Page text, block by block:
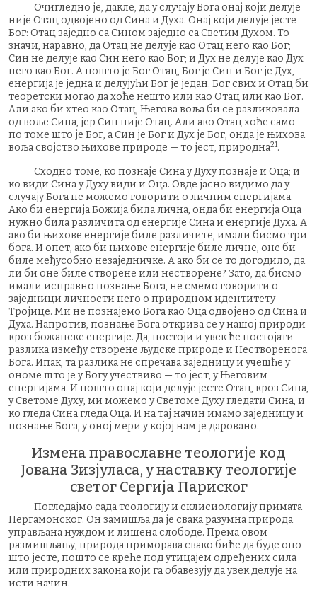
Очигледно је, дакле, да у случају Бога онај који делује
није Отац одвојено од Сина и Духа. Онај који делује јесте
Бог: Отац заједно са Сином заједно са Светим Духом. То
значи, наравно, да Отац не делује као Отац него као Бог;
Син не делује као Син него као Бог; и Дух не делује као Дух
него као Бог. А пошто је Бог Отац, Бог је Син и Бог је Дух,
енергија је једна и делујући Бог је један. Бог свих и Отац би
теоретски могао да хоће нешто или као Отац или као Бог.
Али ако би хтео као Отац, Његова воља би се разликовала
од воље Сина, јер Син није Отац. Али ако Отац хоће само
по томе што је Бог, а Син је Бог и Дух је Бог, онда је њихова
воља својство њихове природе — то јест, природна21.
Сходно томе, ко познаје Сина у Духу познаје и Оца; и
ко види Сина у Духу види и Оца. Овде јасно видимо да у
случају Бога не можемо говорити о личним енергијама.
Ако би енергија Божија била лична, онда би енергија Оца
нужно била различита од енергије Сина и енергије Духа. А
ако би њихове енергије биле различите, имали бисмо три
бога. И опет, ако би њихове енергије биле личне, оне би
биле међусобно незаједничке. А ако би се то догодило, да
ли би оне биле створене или нестворене? Зато, да бисмо
имали исправно познање Бога, не смемо говорити о
заједници личности него о природном идентитету
Тројице. Ми не познајемо Бога као Оца одвојено од Сина и
Духа. Напротив, познање Бога открива се у нашој природи
кроз божанске енергије. Да, постоји и увек ће постојати
разлика између створене људске природе и Нестворенога
Бога. Ипак, та разлика не спречава заједницу и учешће у
ономе што је у Богу учествиво — то јест, у Његовим
енергијама. И пошто онај који делује јесте Отац, кроз Сина,
у Светоме Духу, ми можемо у Светоме Духу гледати Сина, и
ко гледа Сина гледа Оца. И на тај начин имамо заједницу и
познање Бога, у оној мери у којој нам је даровано.
Измена православне теологије код
Јована Зизјуласа, у наставку теологије
светог Сергија Париског
Погледајмо сада теологију и еклисиологију примата
Пергамонског. Он замишља да је свака разумна природа
управљана нуждом и лишена слободе. Према овом
размишљању, природа приморава свако биће да буде оно
што јесте, пошто се креће под утицајем одређених сила
или природних закона који га обавезују да увек делује на
исти начин.